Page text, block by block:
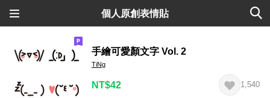
個人原創表情貼
手繪可愛顏文字 Vol. 2
TiNg
NT$42 1,540